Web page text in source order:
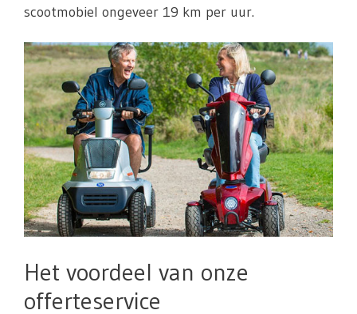
scootmobiel ongeveer 19 km per uur.
Het voordeel van onze
offerteservice